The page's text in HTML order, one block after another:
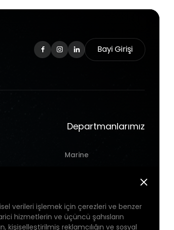
Bayi Girişi
Departmanlarımız
Marine
Pil
verileri işlemek için çerezleri ve benzer
hizmetlerin ve üçüncü şahısların
kişiselleştirilmiş reklamcılığın ve sosyal